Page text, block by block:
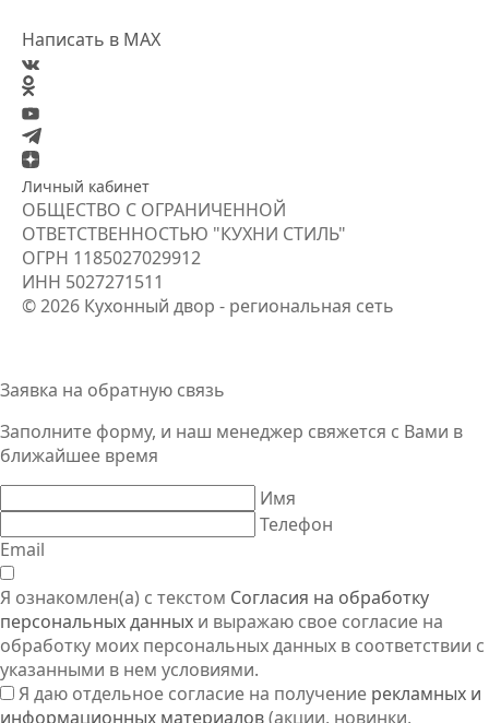
Написать в MAX
Личный кабинет
ОБЩЕСТВО С ОГРАНИЧЕННОЙ
ОТВЕТСТВЕННОСТЬЮ "КУХНИ СТИЛЬ"
ОГРН 1185027029912
ИНН 5027271511
© 2026 Кухонный двор - региональная сеть
Заявка на обратную связь
Заполните форму, и наш менеджер свяжется с Вами в
ближайшее время
Имя
Телефон
Email
Я ознакомлен(а) с текстом Согласия на обработку
персональных данных и выражаю свое согласие на
обработку моих персональных данных в соответствии с
указанными в нем условиями.
Я даю отдельное согласие на получение рекламных и
информационных материалов(акции, новинки,